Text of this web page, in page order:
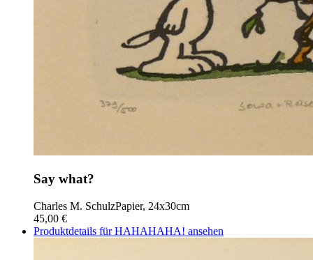
Say what?
Charles M. SchulzPapier, 24x30cm
45,00 €
Produktdetails für HAHAHAHA! ansehen